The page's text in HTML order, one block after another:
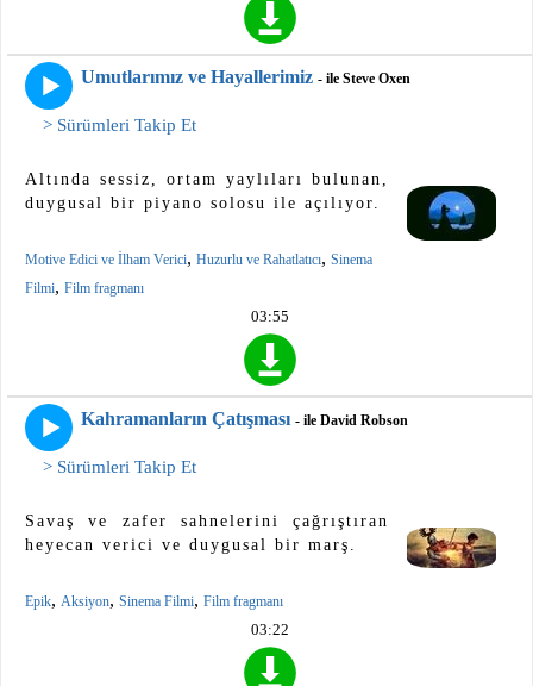
Umutlarımız ve Hayallerimiz - ile Steve Oxen
> Sürümleri Takip Et
Altında sessiz, ortam yaylıları bulunan,
duygusal bir piyano solosu ile açılıyor.
Motive Edici ve İlham Verici, Huzurlu ve Rahatlatıcı, Sinema
Filmi, Film fragmanı
03:55
Kahramanların Çatışması - ile David Robson
> Sürümleri Takip Et
Savaş ve zafer sahnelerini çağrıştıran
heyecan verici ve duygusal bir marş.
Epik, Aksiyon, Sinema Filmi, Film fragmanı
03:22